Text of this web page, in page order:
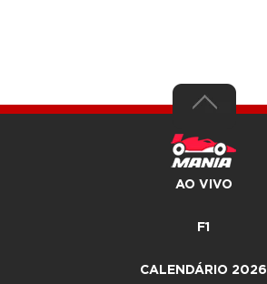
AO VIVO
F1
CALENDÁRIO 2026